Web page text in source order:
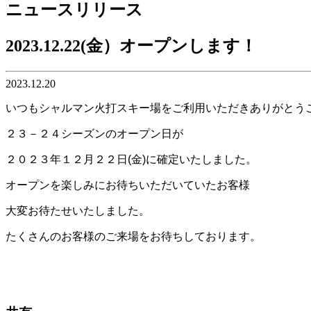
ニュースリリース
2023.12.22(金）オープンします！
2023.12.20
いつもシャルマン火打スキー場をご利用いただきありがとう
２３－２４シーズンのオープン日が
２０２３年１２月２２日(金)に確定いたしました。
オープンを楽しみにお待ちいただいていたお客様
大変お待たせいたしました。
たくさんのお客様のご来場をお待ちしております。